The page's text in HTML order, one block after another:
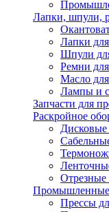
Лапки, шпули,
Лапки
Шпули
Ремни
Масло
Лампы и
Запчасти для
Раскройное
Промышленные
Прессы